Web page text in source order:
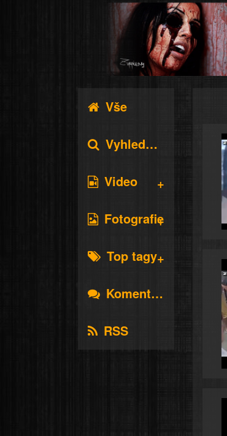
Vše
Vyhledávání
Video
Fotografie
Top tagy
Komentáře
RSS